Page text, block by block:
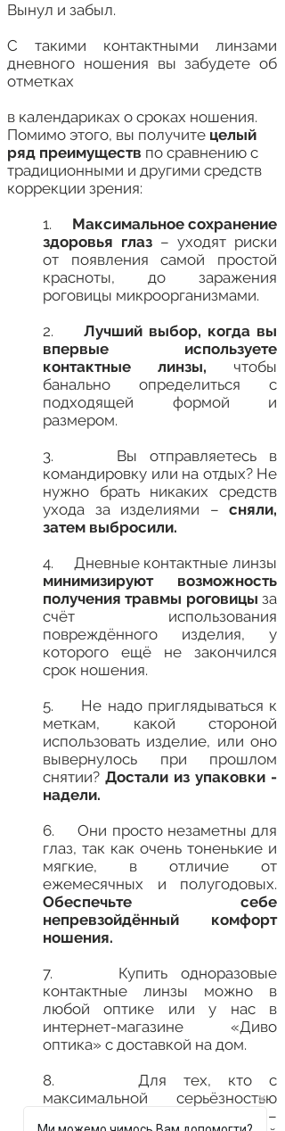
Вынул и забыл.
С такими контактными линзами
дневного ношения вы забудете об
отметках
в календариках о сроках ношения.
Помимо этого, вы получите целый
ряд преимуществ по сравнению с
традиционными и другими средств
коррекции зрения:
1. Максимальное сохранение
здоровья глаз – уходят риски
от появления самой простой
красноты, до заражения
роговицы микроорганизмами.
2.
Лучший выбор, когда вы
впервые используете
контактные линзы, чтобы
банально определиться с
подходящей формой и
размером.
3. Вы отправляетесь в
командировку или на отдых? Не
нужно брать никаких средств
ухода за изделиями – сняли,
затем выбросили.
4. Дневные контактные линзы
минимизируют возможность
получения травмы роговицы за
счёт использования
повреждённого изделия, у
которого ещё не закончился
срок ношения.
5. Не надо приглядываться к
меткам, какой стороной
использовать изделие, или оно
вывернулось при прошлом
снятии? Достали из упаковки -
надели.
6. Они просто незаметны для
глаз, так как очень тоненькие и
мягкие, в отличие от
ежемесячных и полугодовых.
Обеспечьте себе
непревзойдённый комфорт
ношения.
7. Купить одноразовые
контактные линзы можно в
любой оптике или у нас в
интернет-магазине «Диво
оптика» с доставкой на дом.
8. Для тех, кто с
максимальной серьёзностью
–